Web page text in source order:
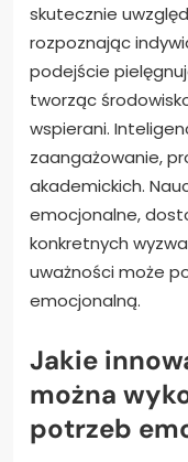
skutecznie
rozpoznając
podejście
tworząc
wspierani.
zaangażowanie,
akademickich.
emocjonalne,
konkretnych
uważności może
emocjonalną.
Jakie
można
potrzeb